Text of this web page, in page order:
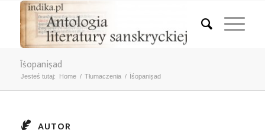
Īśopaniṣad
Jesteś tutaj: Home / Tłumaczenia / Īśopaniṣad
AUTOR